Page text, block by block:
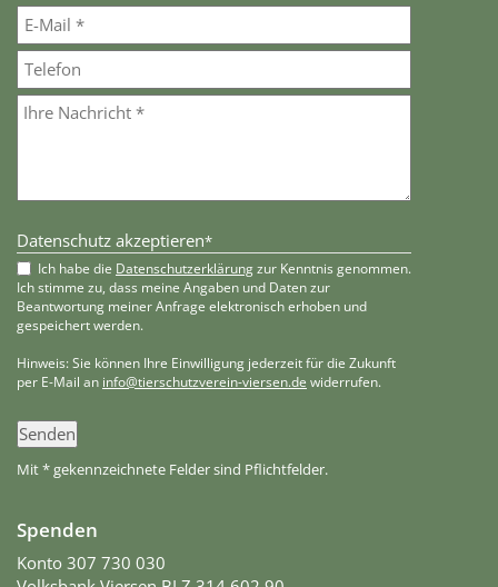
Datenschutz akzeptieren*
Ich habe die Datenschutzerklärungzur Kenntnis genommen.
Ich stimme zu, dass meine Angaben und Daten zur
Beantwortung meiner Anfrage elektronisch erhoben und
gespeichert werden.
Hinweis: Sie können Ihre Einwilligung jederzeit für die Zukunft
per E-Mail an info@tierschutzverein-viersen.de widerrufen.
Senden
Mit * gekennzeichnete Felder sind Pflichtfelder.
Spenden
Konto 307 730 030